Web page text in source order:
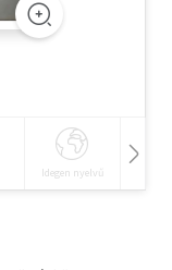
Idegen nyelvű